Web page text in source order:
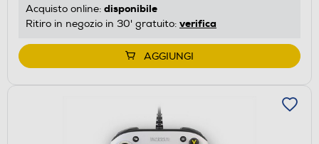
Acquisto online: disponibile
Ritiro in negozio in 30' gratuito: verifica
AGGIUNGI